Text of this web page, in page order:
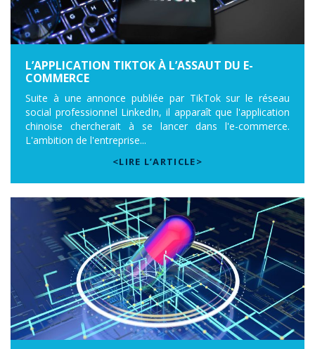
L’APPLICATION TIKTOK À L’ASSAUT DU E-
COMMERCE
Suite à une annonce publiée par TikTok sur le réseau
social professionnel LinkedIn, il apparaît que l'application
chinoise chercherait à se lancer dans l'e-commerce.
L'ambition de l'entreprise...
<LIRE L’ARTICLE>